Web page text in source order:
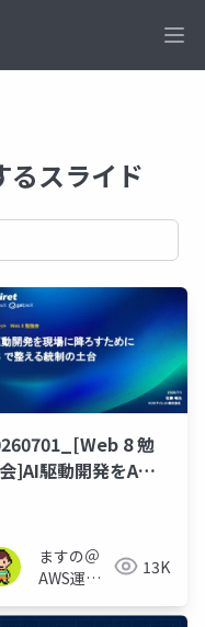
るスライド
8 勉
]AI駆動開発をAWS
ダメだったお話
ますの＠
AWS運用
13K